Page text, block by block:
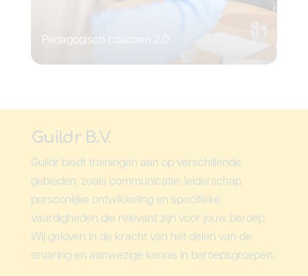
Pedagogisch coachen 2.0
Guildr B.V.
Guildr biedt trainingen aan op verschillende
gebieden, zoals communicatie, leiderschap,
persoonlijke ontwikkeling en specifieke
vaardigheden die relevant zijn voor jouw beroep.
Wij geloven in de kracht van het delen van de
ervaring en aanwezige kennis in beroepsgroepen.